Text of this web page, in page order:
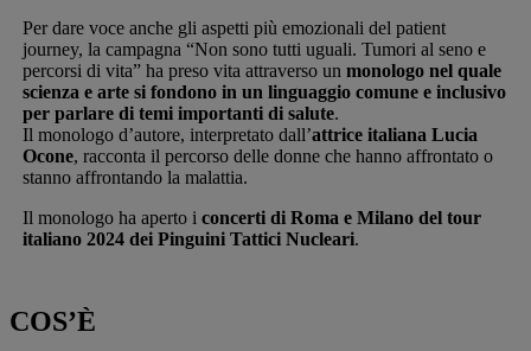
Per dare voce anche gli aspetti più emozionali del patient
journey, la campagna “Non sono tutti uguali. Tumori al seno e
percorsi di vita” ha preso vita attraverso un monologo nel quale
scienza e arte si fondono in un linguaggio comune e inclusivo
per parlare di temi importanti di salute.
Il monologo d’autore, interpretato dall’attrice italiana Lucia
Ocone, racconta il percorso delle donne che hanno affrontato o
stanno affrontando la malattia.
Il monologo ha aperto i concerti di Roma e Milano del tour
italiano 2024 dei Pinguini Tattici Nucleari.
COS’È